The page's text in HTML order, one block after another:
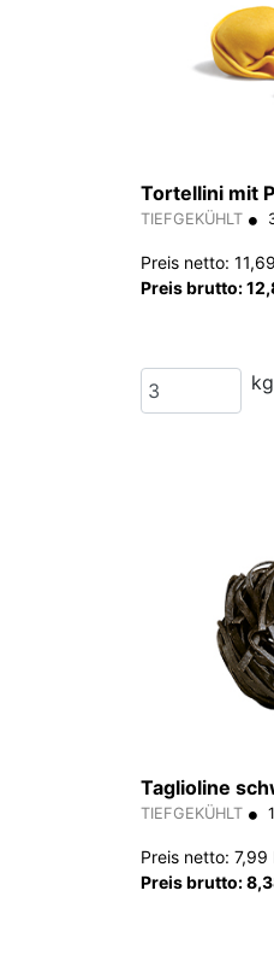
Tortellini mit
TIEFGEKÜHLT
Preis netto:
Preis brutto:
kg
Taglioline
TIEFGEKÜHLT
Preis netto: 7,99
Preis brutto: